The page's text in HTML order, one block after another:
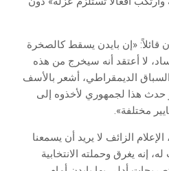
قائلاً: «إن بايدن يسقط كالصخرة
لا أعتقد أنه سيخرج من هذه
الديمقراطي، أشعر بالأسف
حدث هذا لجمهوري لأخذوه إلى
مختلفة».
الزائف لا يريد أن يسمعنا
إنه يغرق وحملته الانتخابية